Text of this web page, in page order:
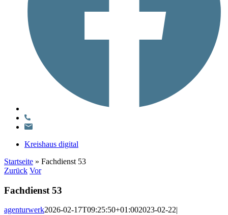
Kreishaus digital
Startseite » Fachdienst 53
Zurück Vor
Fachdienst 53
agenturwerk2026-02-17T09:25:50+01:002023-02-22|